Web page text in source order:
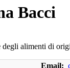
Bacci
alimenti di
Email: